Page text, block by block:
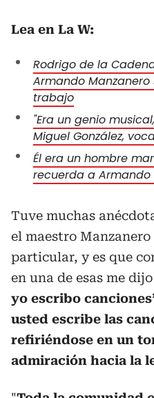
Lea en La W:
Rodrigo de la
Armando
trabajo
"Era un genio
Miguel González,
Él era un hombre
recuerda a Armando
Tuve muchas
el maestro
particular, y es que
en una de esas me dijo
yo escribo
usted escribe las
refiriéndose en un
admiración hacia la